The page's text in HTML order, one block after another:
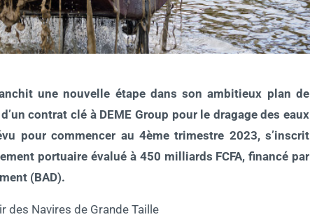
une nouvelle étape dans son ambitieux plan de
contrat clé à DEME Group pour le dragage des eaux
pour commencer au 4ème trimestre 2023, s’inscrit
portuaire évalué à 450 milliards FCFA, financé par
(BAD).
des Navires de Grande Taille